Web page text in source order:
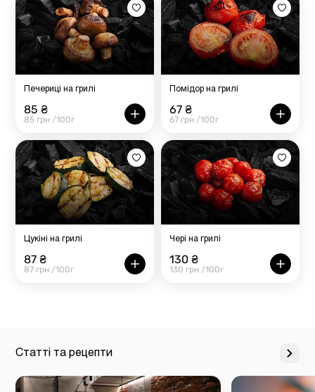
Печериці на грилі
85 ₴
85 грн /100г
Помідор на грилі
67 ₴
67 грн /100г
Цукіні на грилі
87 ₴
87 грн /100г
Чері на грилі
130 ₴
130 грн /100г
Статті та рецепти